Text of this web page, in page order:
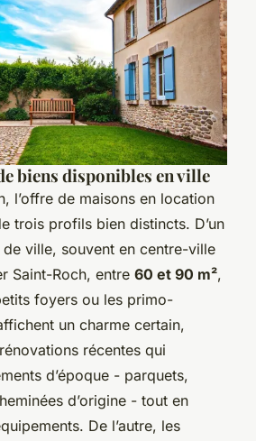
biens disponibles en ville
l’offre de maisons en location
trois profils bien distincts. D’un
ville, souvent en centre-ville
Saint-Roch, entre 60 et 90 m²,
foyers ou les primo-
un charme certain,
récentes qui
d’époque - parquets,
d’origine - tout en
De l’autre, les